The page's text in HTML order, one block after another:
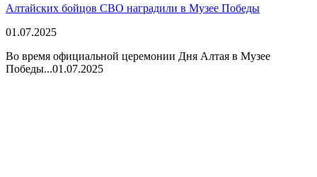
Алтайских бойцов СВО наградили в Музее Победы
01.07.2025
Во время официальной церемонии Дня Алтая в Музее
Победы...01.07.2025